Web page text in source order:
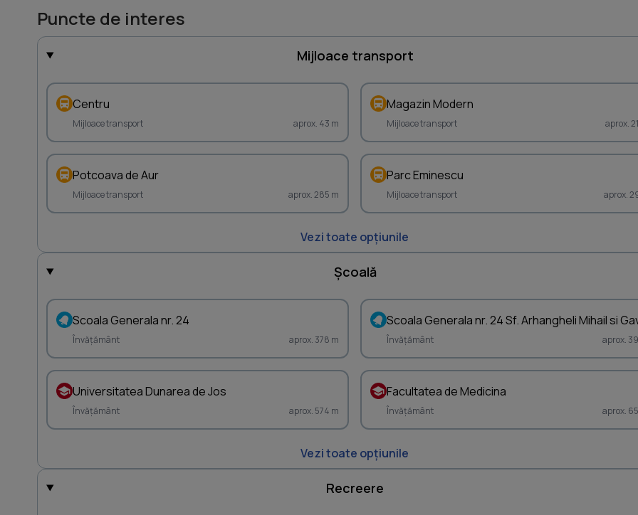
Puncte de interes
Mijloace transport
Centru
Mijloace transport aprox. 43 m
Magazin Modern
Mijloace transport aprox.
Potcoava de Aur
Mijloace transport aprox. 285 m
Parc Eminescu
Mijloace transport aprox.
Vezi toate opțiunile
Școală
Scoala Generala nr. 24
Învățământ aprox. 378 m
Scoala Generala nr. 24 Sf. Arhangheli Mihail si
Învățământ aprox.
Universitatea Dunarea de Jos
Învățământ aprox. 574 m
Facultatea de Medicina
Învățământ aprox.
Vezi toate opțiunile
Recreere